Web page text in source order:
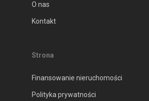
O nas
Kontakt
Strona
Finansowanie nieruchomości
Polityka prywatności